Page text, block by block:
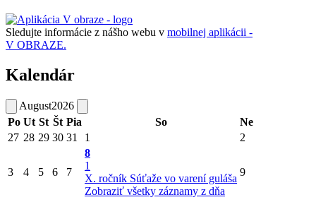
Sledujte informácie z nášho webu v mobilnej aplikácii -
V OBRAZE.
Kalendár
August2026
Po Ut St Št Pia So
Ne
27 28 29 30 31 1 2
3 4 5 6 7
8
1
X. ročník Súťaže vo varení guláša
Zobraziť všetky záznamy z dňa
9